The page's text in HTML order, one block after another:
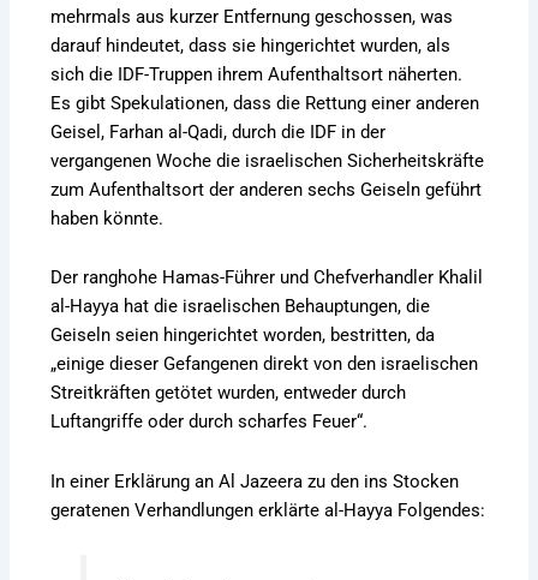
mehrmals aus kurzer Entfernung geschossen, was
darauf hindeutet, dass sie hingerichtet wurden, als
sich die IDF-Truppen ihrem Aufenthaltsort näherten.
Es gibt Spekulationen, dass die Rettung einer anderen
Geisel, Farhan al-Qadi, durch die IDF in der
vergangenen Woche die israelischen Sicherheitskräfte
zum Aufenthaltsort der anderen sechs Geiseln geführt
haben könnte.
Der ranghohe Hamas-Führer und Chefverhandler Khalil
al-Hayya hat die israelischen Behauptungen, die
Geiseln seien hingerichtet worden, bestritten, da
„einige dieser Gefangenen direkt von den israelischen
Streitkräften getötet wurden, entweder durch
Luftangriffe oder durch scharfes Feuer“.
In einer Erklärung an Al Jazeera zu den ins Stocken
geratenen Verhandlungen erklärte al-Hayya Folgendes: